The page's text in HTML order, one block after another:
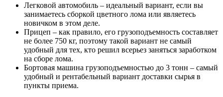
Легковой автомобиль – идеальный вариант, если вы
занимаетесь сборкой цветного лома или являетесь
новичком в этом деле.
Прицеп – как правило, его грузоподъемность составляет
не более 750 кг, поэтому такой вариант не самый
удобный для тех, кто решил всерьез заняться заработком
на сборе лома.
Бортовая машина грузоподъемностью до 3 тонн – самый
удобный и рентабельный вариант доставки сырья в
пункты приема.